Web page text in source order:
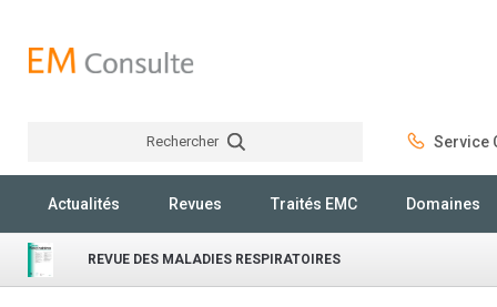
Rechercher Service
Actualités Revues Traités EMC Domaines
REVUE DES MALADIES RESPIRATOIRES